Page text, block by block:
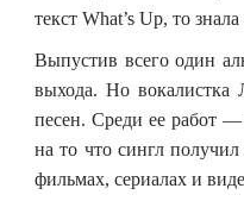
текст What’s Up, то
Выпустив всего один
выхода. Но вокалистка
песен. Среди ее работ
на то что сингл
фильмах, сериалах и